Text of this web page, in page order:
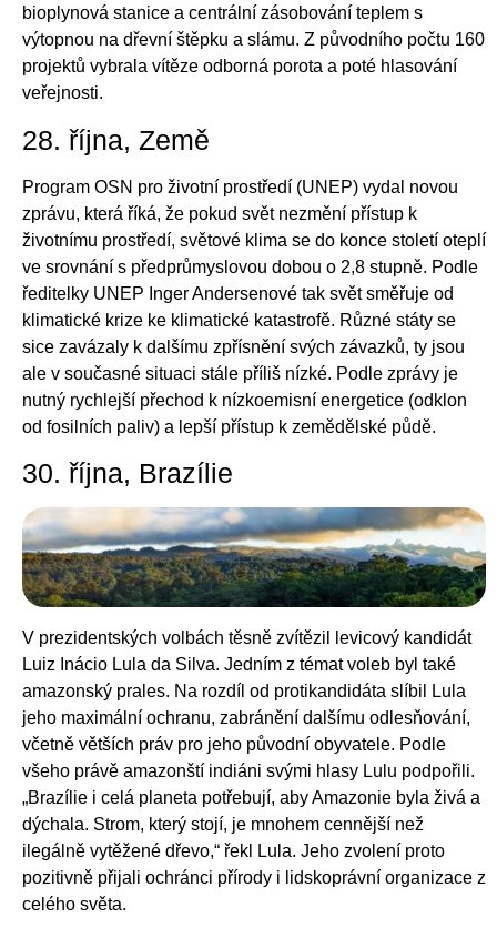
bioplynová stanice a centrální zásobování teplem s
výtopnou na dřevní štěpku a slámu. Z původního počtu 160
projektů vybrala vítěze odborná porota a poté hlasování
veřejnosti.
28. října, Země
Program OSN pro životní prostředí (UNEP) vydal novou
zprávu, která říká, že pokud svět nezmění přístup k
životnímu prostředí, světové klima se do konce století oteplí
ve srovnání s předprůmyslovou dobou o 2,8 stupně. Podle
ředitelky UNEP Inger Andersenové tak svět směřuje od
klimatické krize ke klimatické katastrofě. Různé státy se
sice zavázaly k dalšímu zpřísnění svých závazků, ty jsou
ale v současné situaci stále příliš nízké. Podle zprávy je
nutný rychlejší přechod k nízkoemisní energetice (odklon
od fosilních paliv) a lepší přístup k zemědělské půdě.
30. října, Brazílie
V prezidentských volbách těsně zvítězil levicový kandidát
Luiz Inácio Lula da Silva. Jedním z témat voleb byl také
amazonský prales. Na rozdíl od protikandidáta slíbil Lula
jeho maximální ochranu, zabránění dalšímu odlesňování,
včetně větších práv pro jeho původní obyvatele. Podle
všeho právě amazonští indiáni svými hlasy Lulu podpořili.
„Brazílie i celá planeta potřebují, aby Amazonie byla živá a
dýchala. Strom, který stojí, je mnohem cennější než
ilegálně vytěžené dřevo,“ řekl Lula. Jeho zvolení proto
pozitivně přijali ochránci přírody i lidskoprávní organizace z
celého světa.